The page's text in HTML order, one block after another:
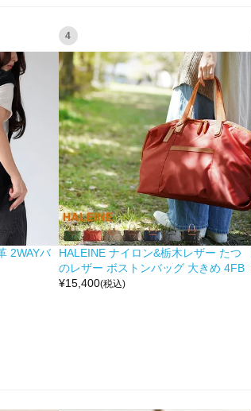
2WAYバ
4
HALEINE ナイロン&栃木レザー たつ
のレザー ボストンバッグ 大きめ 4FB
¥15,400(税込)